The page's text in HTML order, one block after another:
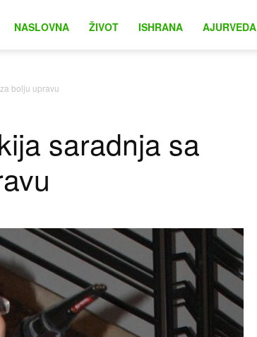
NASLOVNA ŽIVOT ISHRANA AJURVEDA
bolju upravu
saradnja sa